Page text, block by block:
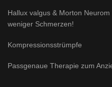
Hallux valgus & Morton
weniger Schmerzen!
Kompressionsstrümpfe
Passgenaue Therapie zum